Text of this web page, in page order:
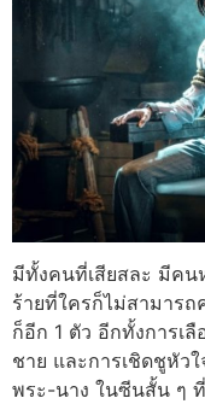
มีทั้งคนที่เสียสละ มีคน
ร้ายที่ใครก็ไม่สามาร
ก็อีก 1 ตัว อีกทั้งการเ
ชาย และการเชิดชูหัว
พระ-นาง ในซีนสั้น ๆ